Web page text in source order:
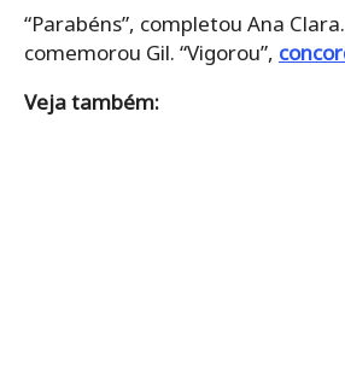
“Parabéns”, completou Ana
comemorou Gil. “Vigorou”,
Veja também: